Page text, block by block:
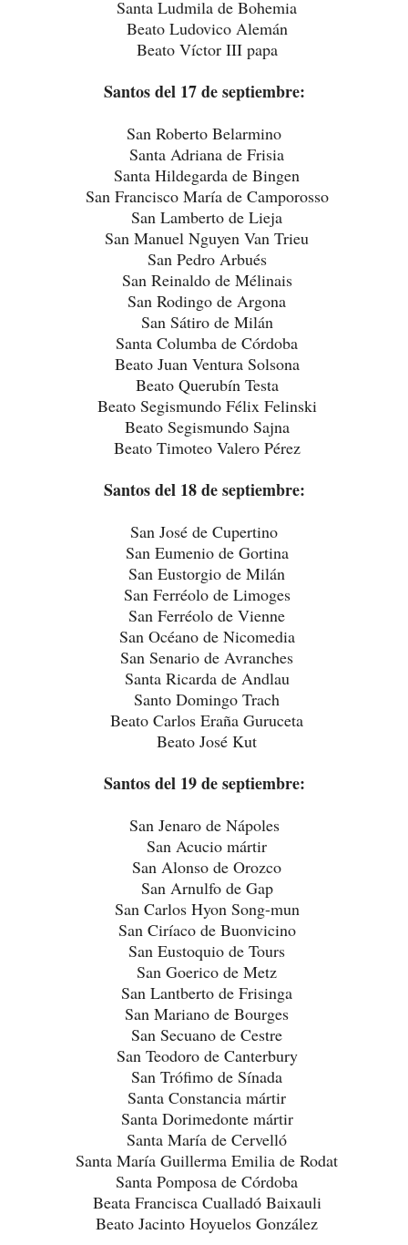
Santa Ludmila de Bohemia
Beato Ludovico Alemán
Beato Víctor III papa
Santos del 17 de septiembre:
San Roberto Belarmino
Santa Adriana de Frisia
Santa Hildegarda de Bingen
San Francisco María de Camporosso
San Lamberto de Lieja
San Manuel Nguyen Van Trieu
San Pedro Arbués
San Reinaldo de Mélinais
San Rodingo de Argona
San Sátiro de Milán
Santa Columba de Córdoba
Beato Juan Ventura Solsona
Beato Querubín Testa
Beato Segismundo Félix Felinski
Beato Segismundo Sajna
Beato Timoteo Valero Pérez
Santos del 18 de septiembre:
San José de Cupertino
San Eumenio de Gortina
San Eustorgio de Milán
San Ferréolo de Limoges
San Ferréolo de Vienne
San Océano de Nicomedia
San Senario de Avranches
Santa Ricarda de Andlau
Santo Domingo Trach
Beato Carlos Eraña Guruceta
Beato José Kut
Santos del 19 de septiembre:
San Jenaro de Nápoles
San Acucio mártir
San Alonso de Orozco
San Arnulfo de Gap
San Carlos Hyon Song-mun
San Ciríaco de Buonvicino
San Eustoquio de Tours
San Goerico de Metz
San Lantberto de Frisinga
San Mariano de Bourges
San Secuano de Cestre
San Teodoro de Canterbury
San Trófimo de Sínada
Santa Constancia mártir
Santa Dorimedonte mártir
Santa María de Cervelló
Santa María Guillerma Emilia de Rodat
Santa Pomposa de Córdoba
Beata Francisca Cualladó Baixauli
Beato Jacinto Hoyuelos González